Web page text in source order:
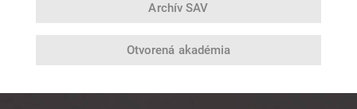
Archív SAV
Otvorená akadémia